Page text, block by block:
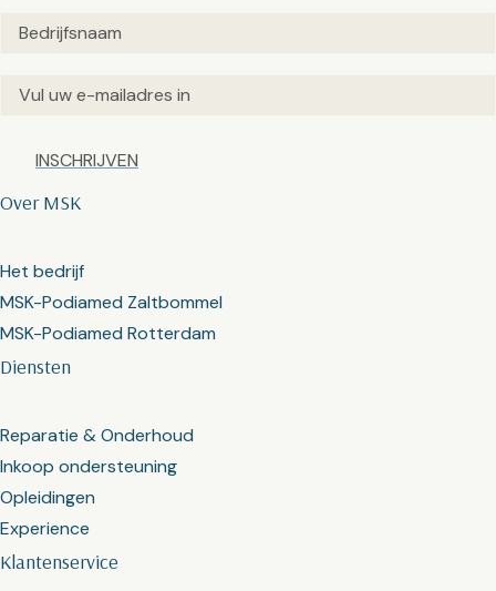
Klantenservice
Diensten
Reparatie & Onderhoud
Inkoop ondersteuning
Opleidingen
Experience
Over MSK
Het bedrijf
MSK-Podiamed Zaltbommel
MSK-Podiamed Rotterdam
Untitled(Vereist)
Email(Vereist)
Captcha